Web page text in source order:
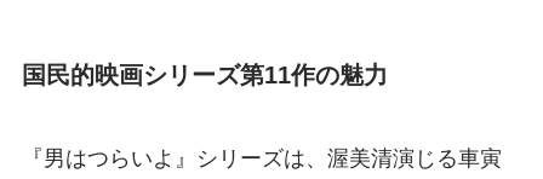
国民的映画シリーズ第11作の魅力
『男はつらいよ』シリーズは、渥美清演じる車寅